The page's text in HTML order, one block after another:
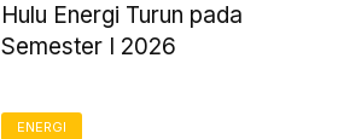
Hulu Energi Turun pada
Semester I 2026
ENERGI